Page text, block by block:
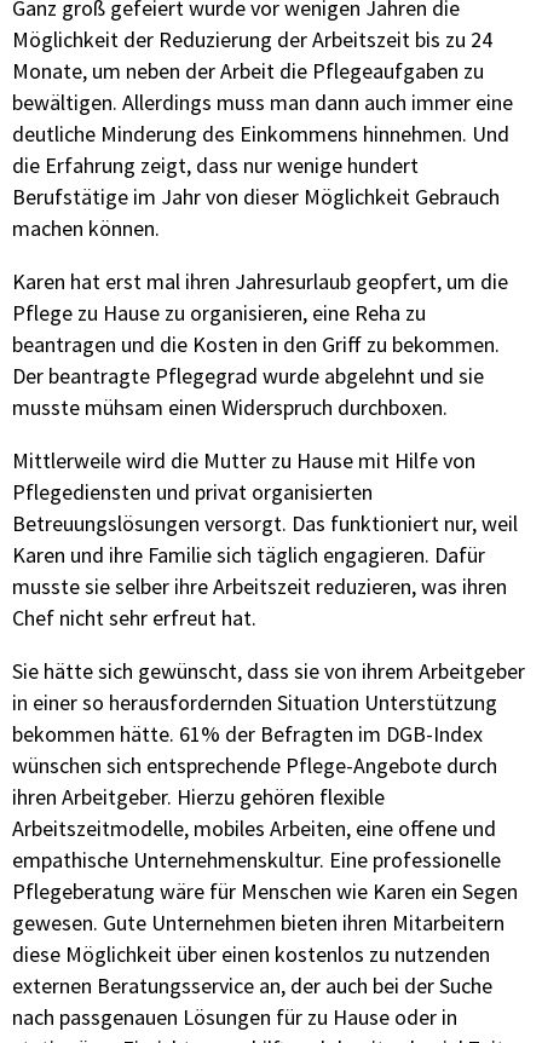
Ganz groß gefeiert wurde vor wenigen Jahren die
Möglichkeit der Reduzierung der Arbeitszeit bis zu 24
Monate, um neben der Arbeit die Pflegeaufgaben zu
bewältigen. Allerdings muss man dann auch immer eine
deutliche Minderung des Einkommens hinnehmen. Und
die Erfahrung zeigt, dass nur wenige hundert
Berufstätige im Jahr von dieser Möglichkeit Gebrauch
machen können.
Karen hat erst mal ihren Jahresurlaub geopfert, um die
Pflege zu Hause zu organisieren, eine Reha zu
beantragen und die Kosten in den Griff zu bekommen.
Der beantragte Pflegegrad wurde abgelehnt und sie
musste mühsam einen Widerspruch durchboxen.
Mittlerweile wird die Mutter zu Hause mit Hilfe von
Pflegediensten und privat organisierten
Betreuungslösungen versorgt. Das funktioniert nur, weil
Karen und ihre Familie sich täglich engagieren. Dafür
musste sie selber ihre Arbeitszeit reduzieren, was ihren
Chef nicht sehr erfreut hat.
Sie hätte sich gewünscht, dass sie von ihrem Arbeitgeber
in einer so herausfordernden Situation Unterstützung
bekommen hätte. 61% der Befragten im DGB-Index
wünschen sich entsprechende Pflege-Angebote durch
ihren Arbeitgeber. Hierzu gehören flexible
Arbeitszeitmodelle, mobiles Arbeiten, eine offene und
empathische Unternehmenskultur. Eine professionelle
Pflegeberatung wäre für Menschen wie Karen ein Segen
gewesen. Gute Unternehmen bieten ihren Mitarbeitern
diese Möglichkeit über einen kostenlos zu nutzenden
externen Beratungsservice an, der auch bei der Suche
nach passgenauen Lösungen für zu Hause oder in